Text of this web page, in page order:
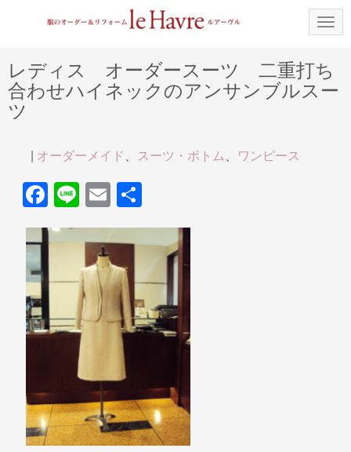
N
a
g
a
t
レディス オーダースーツ 二重打ち
合わせハイネックのアンサンブルスー
ツ
| オーダーメイド、 スーツ・ボトム、 ワンピース
F
a
c
e
b
o
o
Li
n
e
E
m
ail
有